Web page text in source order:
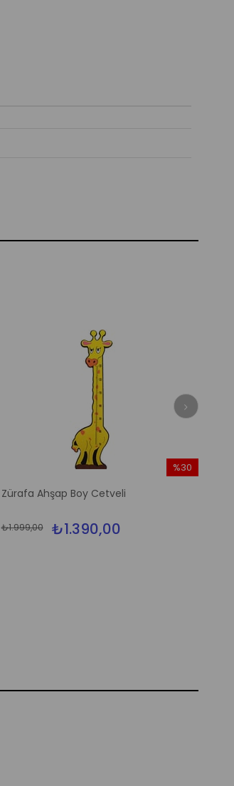
Zürafa Ahşap Boy Cetveli
₺1.390,00
₺1.999,00
%30